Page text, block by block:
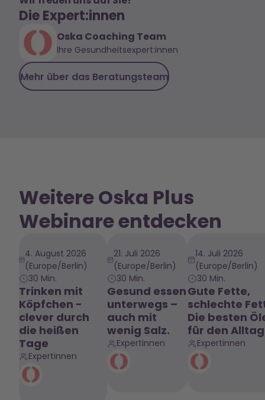
Die Expert:innen
Oska Coaching Team
Ihre Gesundheitsexpert:innen
Mehr über das Beratungsteam
Weitere Oska Plus
Webinare entdecken
4. August 2026
(Europe/Berlin)
30 Min.
Trinken mit
Köpfchen -
clever durch
die heißen
Tage
Expertinnen
21. Juli 2026
(Europe/Berlin)
30 Min.
Gesund essen
unterwegs –
auch mit
wenig Salz.
Expertinnen
14. Juli 2026
(Europe/Berlin)
30 Min.
Gute Fette,
schlechte
Die besten
für den
Expertinnen